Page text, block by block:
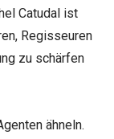
Catudal ist
Regisseuren
zu schärfen
ähneln.